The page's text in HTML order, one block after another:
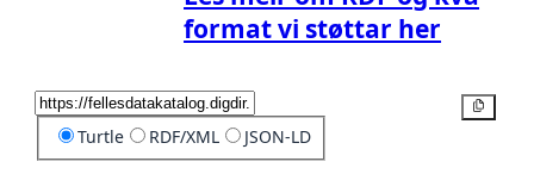
format vi støttar her
Turtle RDF/XML JSON-LD